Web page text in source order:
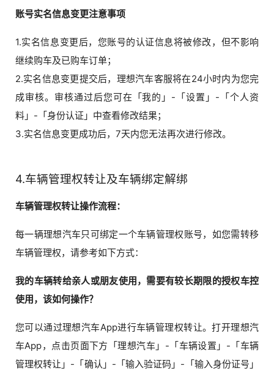
账号实名信息变更注意事项
1.实名信息变更后，您账号的认证信息将被修改，但不影响
继续购车及已购车订单；
2.实名信息变更提交后，理想汽车客服将在24小时内为您完
成审核。审核通过后您可在「我的」-「设置」-「个人资
料」-「身份认证」中查看修改结果；
3.实名信息变更成功后，7天内您无法再次进行修改。
4.车辆管理权转让及车辆绑定解绑
车辆管理权转让操作流程：
每一辆理想汽车只可绑定一个车辆管理权账号，如您需转移
车辆管理权，请参考如下方式：
我的车辆转给亲人或朋友使用，需要有较长期限的授权车控
使用，该如何操作？
您可以通过理想汽车App进行车辆管理权转让。打开理想汽
车App，点击页面下方「理想汽车」-「车辆设置」-「车辆
管理权转让」-「确认」-「输入验证码」-「输入身份证号」